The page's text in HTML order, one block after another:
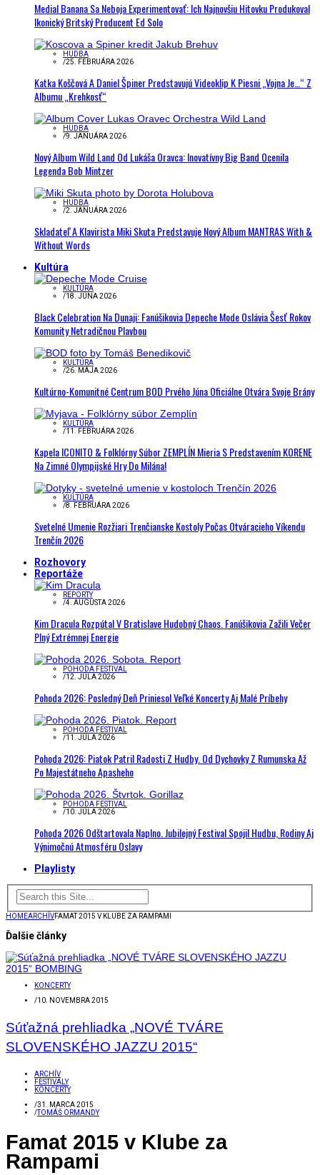
Medial Banana Sa Neboja Experimentovať: Ich Najnovšiu Hitovku Produkoval
Ikonický Britský Producent Ed Solo
HUDBA
/25. FEBRUÁRA 2026
Katka Koščová A Daniel Špiner Predstavujú Videoklip K Piesni „Vojna Je…“ Z
Albumu „Krehkosť“
HUDBA
/9. JANUÁRA 2026
Nový Album Wild Land Od Lukáša Oravca: Inovatívny Big Band Ocenila
Legenda Bob Mintzer
HUDBA
/2. JANUÁRA 2026
Skladateľ A Klavirista Miki Skuta Predstavuje Nový Album MANTRAS With &
Without Words
Kultúra
KULTÚRA
/18. JÚNA 2026
Black Celebration Na Dunaji: Fanúšikovia Depeche Mode Oslávia Šesť Rokov
Komunity Netradičnou Plavbou
KULTÚRA
/26. MÁJA 2026
Kultúrno-Komunitné Centrum BOD Prvého Júna Oficiálne Otvára Svoje Brány
KULTÚRA
/11. FEBRUÁRA 2026
Kapela ICONITO & Folklórny Súbor ZEMPLÍN Mieria S Predstavením KORENE
Na Zimné Olympijské Hry Do Milána!
KULTÚRA
/8. FEBRUÁRA 2026
Svetelné Umenie Rozžiari Trenčianske Kostoly Počas Otváracieho Víkendu
Trenčín 2026
Rozhovory
Reportáže
REPORTY
/4. AUGUSTA 2026
Kim Dracula Rozpútal V Bratislave Hudobný Chaos. Fanúšikovia Zažili Večer
Plný Extrémnej Energie
POHODA FESTIVAL
/12. JÚLA 2026
Pohoda 2026: Posledný Deň Priniesol Veľké Koncerty Aj Malé Príbehy
POHODA FESTIVAL
/11. JÚLA 2026
Pohoda 2026: Piatok Patril Radosti Z Hudby. Od Dychovky Z Rumunska Až
Po Majestátneho Apasheho
POHODA FESTIVAL
/10. JÚLA 2026
Pohoda 2026 Odštartovala Naplno. Jubilejný Festival Spojil Hudbu, Rodiny Aj
Výnimočnú Atmosféru Oslavy
Playlisty
HOMEARCHÍVFAMAT 2015 V KLUBE ZA RAMPAMI
Ďalšie články
KONCERTY
/10. NOVEMBRA 2015
Súťažná prehliadka „NOVÉ TVÁRE
SLOVENSKÉHO JAZZU 2015“
ARCHÍV
FESTIVALY
KONCERTY
/31. MARCA 2015
/TOMÁŠ ORMANDY
Famat 2015 v Klube za
Rampami